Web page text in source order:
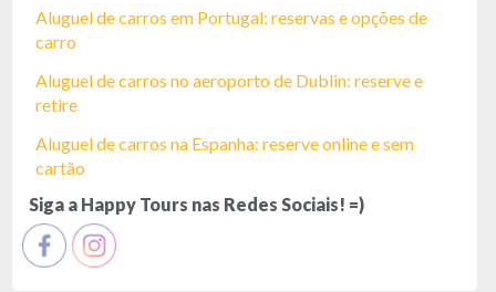
Aluguel de carros em Portugal: reservas e opções de
carro
Aluguel de carros no aeroporto de Dublin: reserve e
retire
Aluguel de carros na Espanha: reserve online e sem
cartão
Siga a Happy Tours nas Redes Sociais! =)